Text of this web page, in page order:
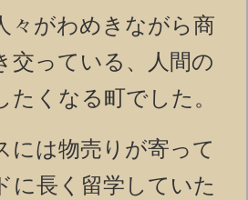
々がわめきながら商
交っている、人間の
たくなる町でした。
は物売りが寄って
に長く留学していた